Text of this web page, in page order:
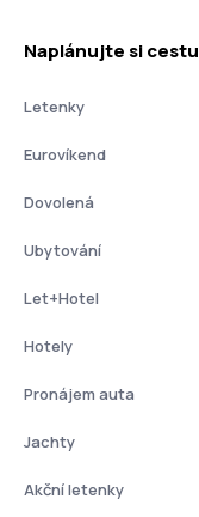
Naplánujte si cestu
Letenky
Eurovíkend
Dovolená
Ubytování
Let+Hotel
Hotely
Pronájem auta
Jachty
Akční letenky